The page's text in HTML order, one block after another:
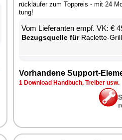
rück­läu­fer zum Top­p­reis - mit 24
tung!
Vom Lie­fe­ran­ten empf. VK: €
Be­zugs­quel­le fürRa­clette-
Vor­han­de­ne Sup­port-
1 Down­load Hand­buch, Trei­ber usw.